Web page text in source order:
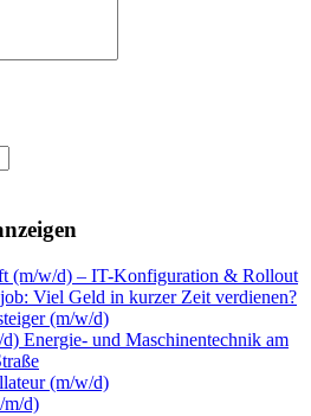
(m/w/d) – IT-Konfiguration & Rollout
Viel Geld in kurzer Zeit verdienen?
(m/w/d)
Energie- und Maschinentechnik am
(m/w/d)
m/d)